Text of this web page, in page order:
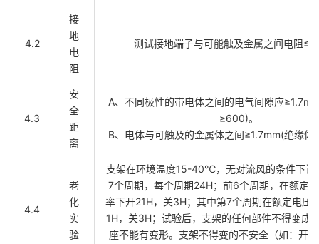
4.2
接
地
电
阻
测试接地端子与可能触及金属之间电阻
4.3
安
全
距
离
A、不同极性的带电体之间的电气间隙应
≥600)。
B、电体与可触及的金属体之间≥1.7mm(绝缘
4.4
老
化
实
验
支架在环境温度15-40℃，无对流风的条件下试
7个周期，每个周期24H；前6个周期，在额定
率下开21H，关3H；其中第7个周期在额定电压
1H，关3H；试验后，支架的任何部件不得变成
座不能有变形。支架不得变的不安全（如：开